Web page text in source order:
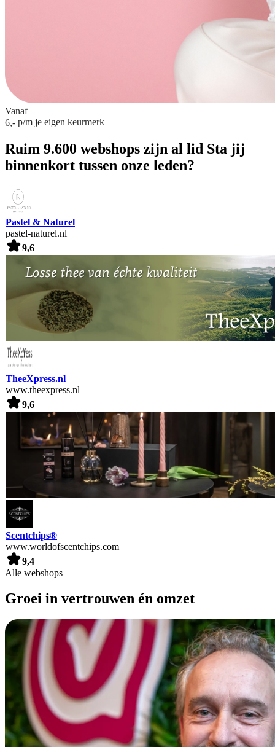
Vanaf
6,- p/m je eigen keurmerk
Ruim 9.600 webshops zijn al lid Sta jij
binnenkort tussen onze leden?
Pastel & Naturel
pastel-naturel.nl
9,6
TheeXpress.nl
www.theexpress.nl
9,6
Scentchips®
www.worldofscentchips.com
9,4
Alle webshops
Groei in vertrouwen én omzet